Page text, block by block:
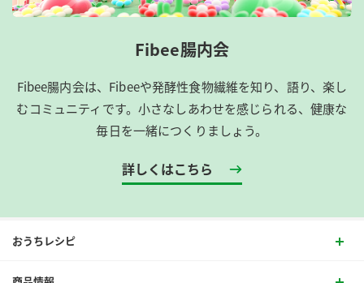
Fibee腸内会
Fibee腸内会は、​Fibeeや発酵性食物繊維を知り、語り、楽し
むコミュニティです。​小さなしあわせを感じられる、健康な
毎日を一緒につくりましょう。
詳しくはこちら
おうちレシピ